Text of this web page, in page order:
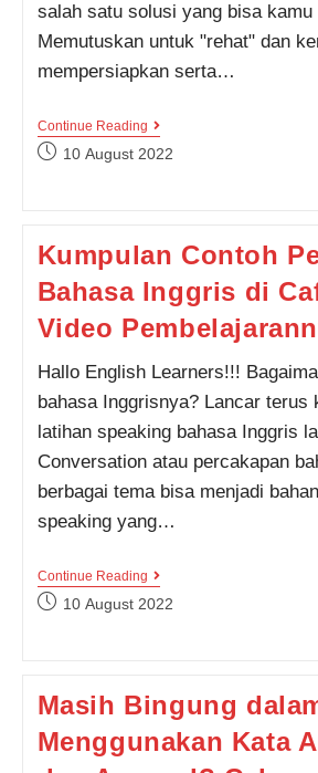
salah satu solusi yang bisa kamu
Memutuskan untuk "rehat" dan
mempersiapkan serta…
Continue Reading6
Kursus
Yang
Mutusin
Untuk
GAP
Year,
Cek
Post10 August 2022
Kumpulan Contoh
Bahasa Inggris di
Video
Hallo English Learners!!!
bahasa Inggrisnya? Lancar terus
latihan speaking bahasa Inggris
Conversation atau percakapan
berbagai tema bisa menjadi
speaking yang…
Continue ReadingKumpulan
Percakapan
Ada
Video
Pembelajarannya
Juga!
Post10 August 2022
Masih Bingung
Menggunakan Kata